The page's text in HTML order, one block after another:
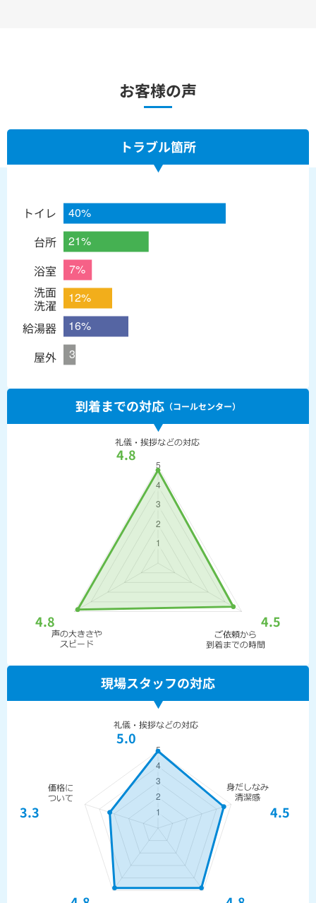
お客様の声
トラブル箇所
トイレ
台所
浴室
洗面
洗濯
給湯器
屋外
到着までの対応 （コールセンター）
4.8
4.8 4.5
現場スタッフの対応
5.0
4.5
3.3